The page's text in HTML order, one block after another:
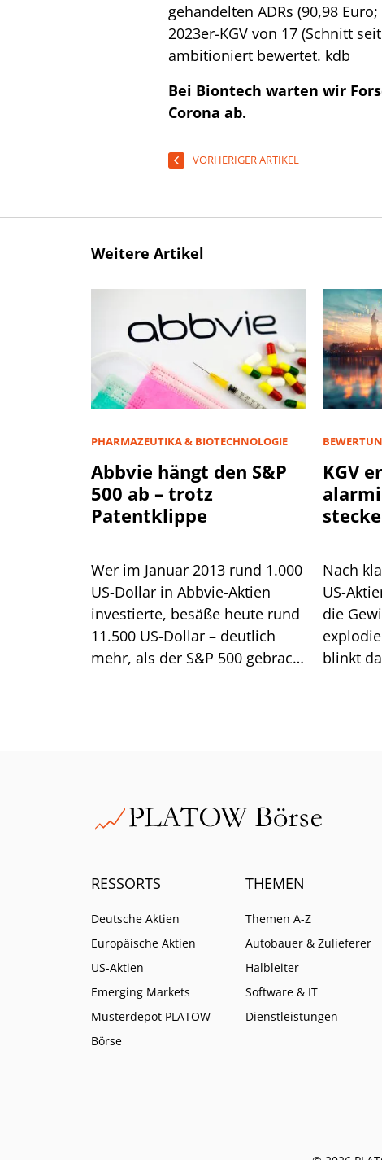
gehandelten ADRs (90,98
2023er-KGV von 17 (Schnitt
ambitioniert bewertet. kdb
Bei Biontech warten wir
Corona ab.
VORHERIGER ARTIKEL
Weitere Artikel
PHARMAZEUTIKA & BIOTECHNOLOGIE
Abbvie hängt den S&P
500 ab – trotz
Patentklippe
Wer im Januar 2013 rund 1.000
US-Dollar in Abbvie-Aktien
investierte, besäße heute rund
11.500 US-Dollar – deutlich
mehr, als der S&P 500 gebracht
KGV
Nach
US-
die
blinkt
RESSORTS
Deutsche Aktien
Europäische Aktien
US-Aktien
Emerging Markets
Musterdepot PLATOW
Börse
THEMEN
Themen A-Z
Autobauer & Zulieferer
Halbleiter
Software & IT
Dienstleistungen